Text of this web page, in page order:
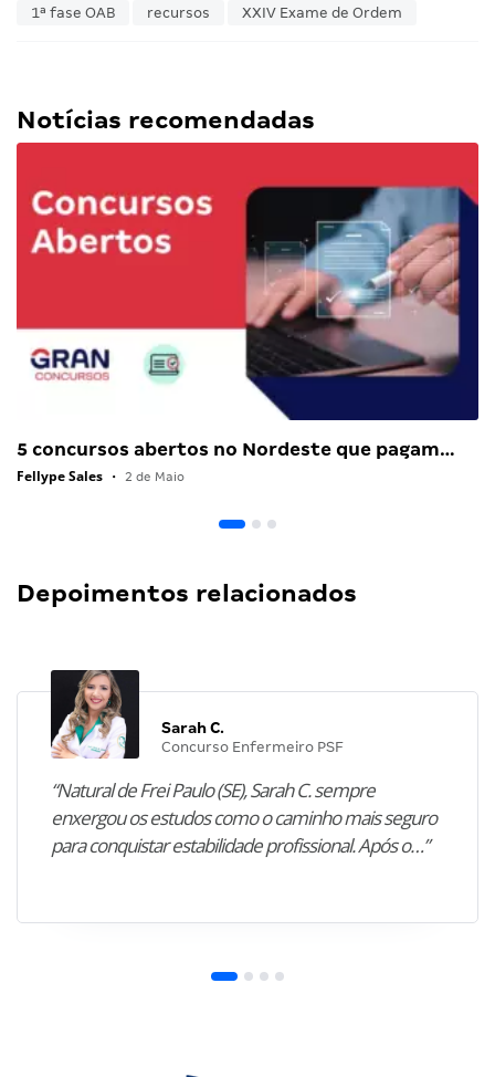
1ª fase OAB recursos XXIV Exame de Ordem
Notícias recomendadas
5 concursos abertos no Nordeste que pagam…
Fellype Sales • 2 de Maio
Depoimentos relacionados
Sarah C.
Concurso Enfermeiro PSF
“Natural de Frei Paulo (SE), Sarah C. sempre
enxergou os estudos como o caminho mais seguro
para conquistar estabilidade profissional. Após o…”